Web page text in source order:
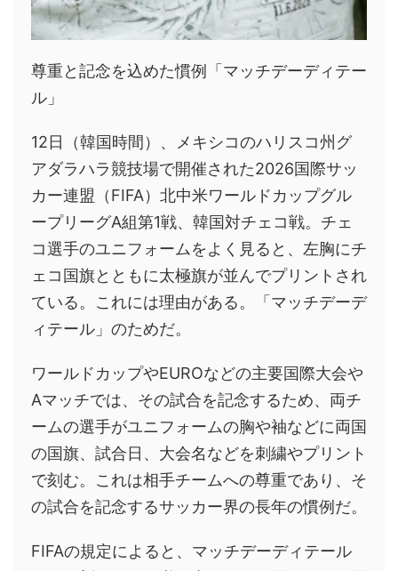
尊重と記念を込めた慣例「マッチデーディテー
ル」
12日（韓国時間）、メキシコのハリスコ州グ
アダラハラ競技場で開催された2026国際サッ
カー連盟（FIFA）北中米ワールドカップグル
ープリーグA組第1戦、韓国対チェコ戦。チェ
コ選手のユニフォームをよく見ると、左胸にチ
ェコ国旗とともに太極旗が並んでプリントされ
ている。これには理由がある。「マッチデーデ
ィテール」のためだ。
ワールドカップやEUROなどの主要国際大会や
Aマッチでは、その試合を記念するため、両チ
ームの選手がユニフォームの胸や袖などに両国
の国旗、試合日、大会名などを刺繍やプリント
で刻む。これは相手チームへの尊重であり、そ
の試合を記念するサッカー界の長年の慣例だ。
FIFAの規定によると、マッチデーディテール